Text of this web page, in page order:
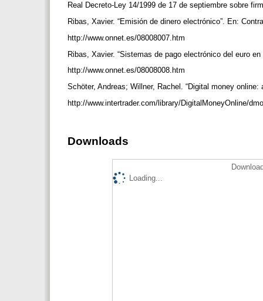
Real Decreto-Ley 14/1999 de 17 de septiembre sobre
Ribas, Xavier. “Emisión de dinero electrónico”. En:
http://www.onnet.es/08008007.htm
Ribas, Xavier. “Sistemas de pago electrónico del euro
http://www.onnet.es/08008008.htm
Schöter, Andreas; Willner, Rachel. “Digital money
http://www.intertrader.com/library/DigitalMoneyOnline/
Downloads
Loading...